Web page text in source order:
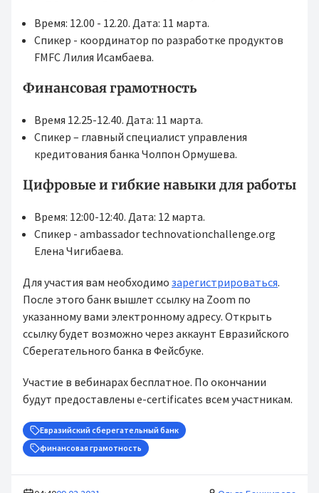
Время: 12.00 - 12.20. Дата: 11 марта.
Спикер - координатор по разработке продуктов
FMFC Лилия Исамбаева.
Финансовая грамотность
Время 12.25-12.40. Дата: 11 марта.
Спикер – главный специалист управления
кредитования банка Чолпон Ормушева.
Цифровые и гибкие навыки для работы
Время: 12:00-12:40. Дата: 12 марта.
Спикер - ambassador technovationchallenge.org
Елена Чигибаева.
Для участия вам необходимо зарегистрироваться.
После этого банк вышлет ссылку на Zoom по
указанному вами электронному адресу. Открыть
ссылку будет возможно через аккаунт Евразийского
Сберегательного банка в Фейсбуке.
Участие в вебинарах бесплатное. По окончании
будут предоставлены e-certificates всем участникам.
Евразийский сберегательный банк
финансовая грамотность